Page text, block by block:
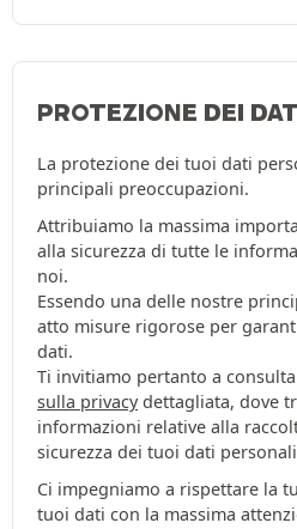
PROTEZIONE DEI
La protezione dei tuoi dati
principali preoccupazioni.
Attribuiamo la massima
alla sicurezza di tutte le
noi.
Essendo una delle nostre
atto misure rigorose per
dati.
Ti invitiamo pertanto a
sulla privacydettagliata, dove
informazioni relative alla
sicurezza dei tuoi dati
Ci impegniamo a rispettare la
tuoi dati con la massima